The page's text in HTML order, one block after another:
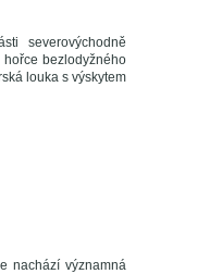
severovýchodně
bezlodyžného
louka s výskytem
nachází významná